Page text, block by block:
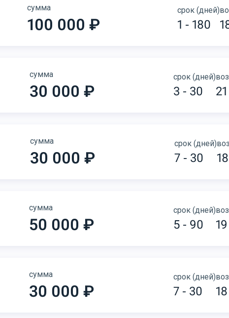
сумма
100 000 ₽
срок (дней)
1 - 180
сумма
30 000 ₽
срок (дней)
3 - 30
сумма
30 000 ₽
срок (дней)
7 - 30
сумма
50 000 ₽
срок (дней)
5 - 90
сумма
30 000 ₽
срок (дней)
7 - 30